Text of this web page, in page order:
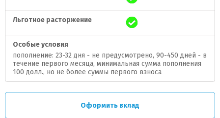
Льготное расторжение
Особые условия
пополнение: 23-32 дня - не предусмотрено, 90-450 дней - в
течение первого месяца, минимальная сумма пополнения
100 долл., но не более суммы первого взноса
Оформить вклад